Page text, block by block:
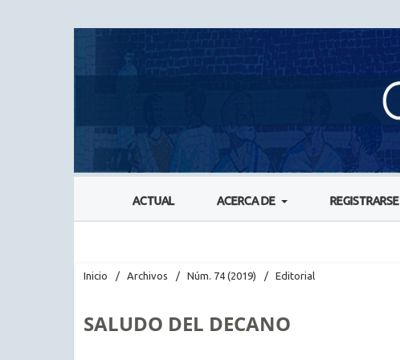
ACTUAL ACERCA DE REGISTRARSE
Inicio / Archivos / Núm. 74 (2019) / Editorial
SALUDO DEL DECANO